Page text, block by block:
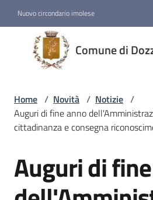
Nuovo circondario imolese
Comune di
Comune
di
Dozza
Amministrazione
Novità
Menu selezionato
Home / Novità / Notizie /
Auguri di fine anno
cittadinanza e consegna
Salta al contenuto
Auguri di